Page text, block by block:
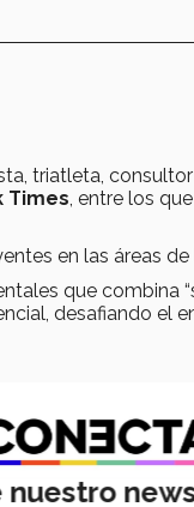
triatleta,
Times, entre los
en las áreas
que combina
desafiando el
médicos
llegar a tener una
nuestro